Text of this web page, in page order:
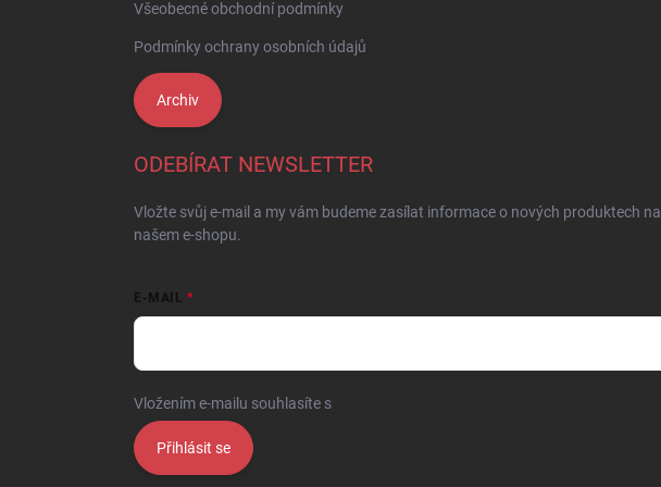
Všeobecné obchodní podmínky
Podmínky ochrany osobních údajů
Archiv
ODEBÍRAT NEWSLETTER
Vložte svůj e-mail a my vám budeme zasílat informace o nových produktech na
našem e-shopu.
E-MAIL
Vložením e-mailu souhlasíte s
Přihlásit se